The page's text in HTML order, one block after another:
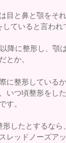
目と鼻と顎をそ
ていると言われ
降に整形し、顎
とか。
に整形している
いつ頃整形をし
す。
形したとするなら
レッドノーズア